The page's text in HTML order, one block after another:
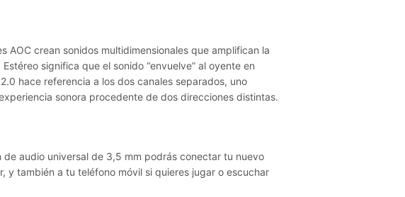
AOC crean sonidos multidimensionales que amplifican la
significa que el sonido “envuelve” al oyente en
hace referencia a los dos canales separados, uno
sonora procedente de dos direcciones distintas.
audio universal de 3,5 mm podrás conectar tu nuevo
y también a tu teléfono móvil si quieres jugar o escuchar